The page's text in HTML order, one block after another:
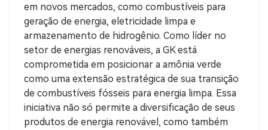
em novos mercados, como combustíveis para
geração de energia, eletricidade limpa e
armazenamento de hidrogênio. Como líder no
setor de energias renováveis, a GK está
comprometida em posicionar a amônia verde
como uma extensão estratégica de sua transição
de combustíveis fósseis para energia limpa. Essa
iniciativa não só permite a diversificação de seus
produtos de energia renovável, como também